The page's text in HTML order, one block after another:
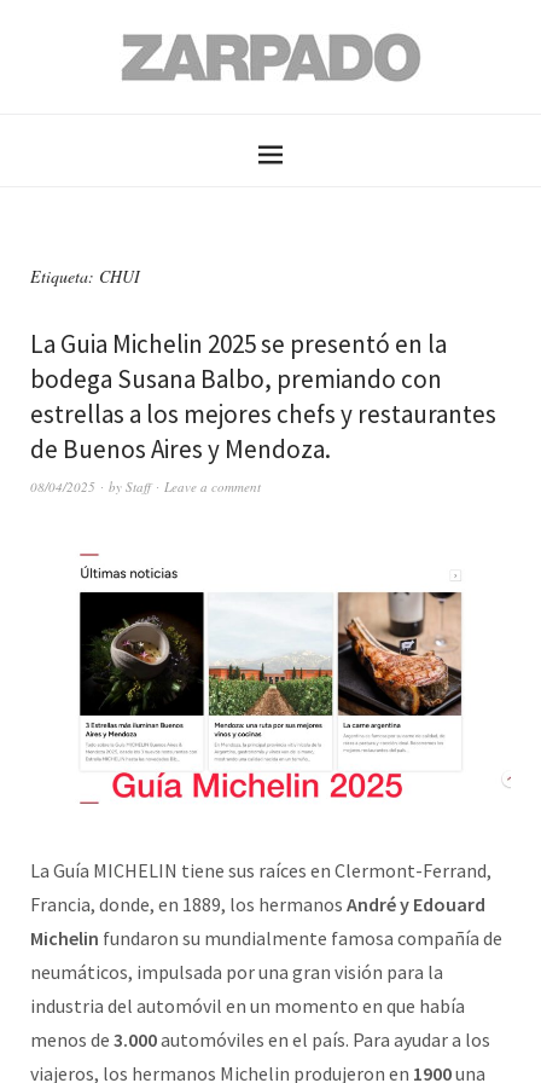
Etiqueta: CHUI
La Guia Michelin 2025 se presentó en la
bodega Susana Balbo, premiando con
estrellas a los mejores chefs y restaurantes
de Buenos Aires y Mendoza.
08/04/2025 by Staff Leave a comment
La Guía MICHELIN tiene sus raíces en Clermont-Ferrand,
Francia, donde, en 1889, los hermanos André y Edouard
Michelin fundaron su mundialmente famosa compañía de
neumáticos, impulsada por una gran visión para la
industria del automóvil en un momento en que había
menos de 3.000automóviles en el país. Para ayudar a los
viajeros, los hermanos Michelin produjeron en 1900una